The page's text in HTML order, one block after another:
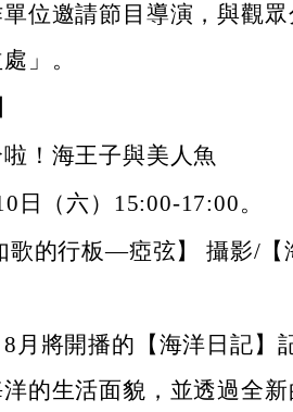
位邀請節目導演，與觀
」。
！海王子與美人魚
日（六）15:00-17:00。
歌的行板—瘂弦】 攝影/【
月將開播的【海洋日記】
的生活面貌，並透過全